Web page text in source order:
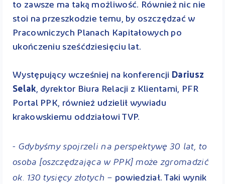
to zawsze ma taką możliwość. Również nic nie
stoi na przeszkodzie temu, by oszczędzać w
Pracowniczych Planach Kapitałowych po
ukończeniu sześćdziesięciu lat.
Występujący wcześniej na konferencji Dariusz
Selak, dyrektor Biura Relacji z Klientami, PFR
Portal PPK, również udzielił wywiadu
krakowskiemu oddziałowi TVP.
- Gdybyśmy spojrzeli na perspektywę 30 lat, to
osoba [oszczędzająca w PPK] może zgromadzić
ok. 130 tysięcy złotych – powiedział. Taki wynik